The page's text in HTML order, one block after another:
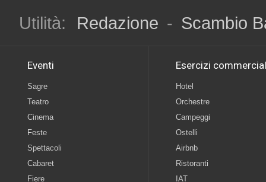
Utilità:
Redazione - Scambio
Eventi
Sagre
Teatro
Cinema
Feste
Spettacoli
Cabaret
Fiere
Esercizi
Hotel
Orchestre
Campeggi
Ostelli
Airbnb
Ristoranti
IAT